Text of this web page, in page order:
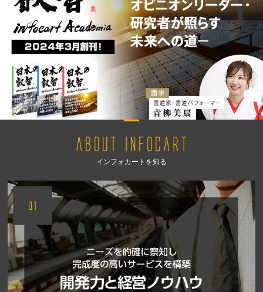
インフォカートを知る